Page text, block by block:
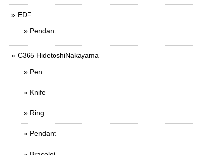
EDF
Pendant
C365 HidetoshiNakayama
Pen
Knife
Ring
Pendant